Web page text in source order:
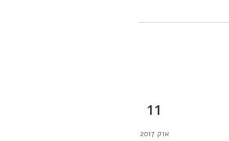
11
אוק 2017